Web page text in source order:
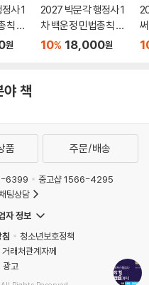
사 1
칙 기
원
2027 박문각 행정사 1
차 백운정 민법총칙 기
본서
10% 18,000원
야 책
품 주문/배송
6399
중고샵 1566-4295
팅상담
자 정보
청소년보호정책
거래처관계자께
광고